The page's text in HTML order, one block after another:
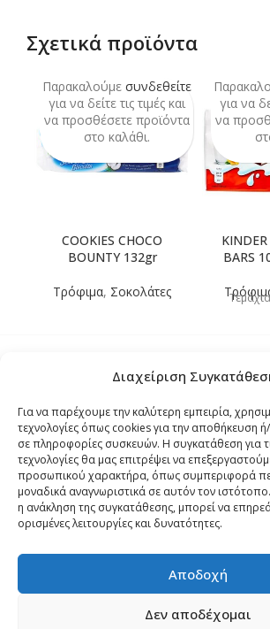
Διαχείριση
Για να παρέχουμε την καλύτερη εμπειρία,
τεχνολογίες όπως cookies για την αποθήκευση
σε πληροφορίες συσκευών. Η συγκατάθεση για
τεχνολογίες θα μας επιτρέψει να
προσωπικού χαρακτήρα, όπως συμπεριφορά
μοναδικά αναγνωριστικά σε αυτόν τον
η ανάκληση της συγκατάθεσης, μπορεί να
ορισμένες λειτουργίες και δυνατότητες.
Αποδοχή
Δεν αποδέχομαι
Σχετικά προϊόντα
COOKIES CHOCO
BOUNTY 132gr
Τρόφιμα, Σοκολάτες
Παρακαλούμε συνδεθείτε
για να δείτε τις τιμές και
να προσθέσετε προϊόντα
στο καλάθι.
BARS
για να
να
Τρόποι Αποστολής
Τρόποι Αγοράς – Πληρωμής – Επιστρόφης
Όροι και Προϋποθέσεις
Δήλωση Απορρήτου